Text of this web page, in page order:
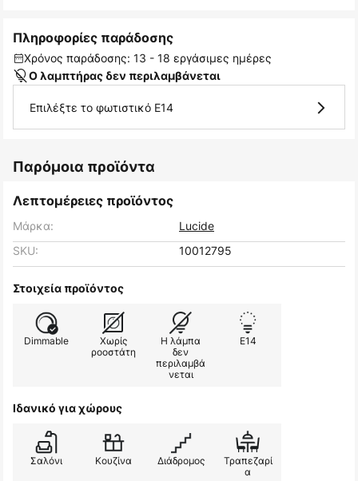
Πληροφορίες παράδοσης
Χρόνος παράδοσης: 13 - 18 εργάσιμες ημέρες
Ο λαμπτήρας δεν περιλαμβάνεται
Επιλέξτε το φωτιστικό E14
Παρόμοια προϊόντα
Λεπτομέρειες προϊόντος
Μάρκα:
Lucide
SKU:
10012795
Στοιχεία προϊόντος
Dimmable
Χωρίς
ροοστάτη
Η λάμπα
δεν
περιλαμβά
νεται
E14
Ιδανικό για χώρους
Σαλόνι Κουζίνα Διάδρομος
Τραπεζαρί
α